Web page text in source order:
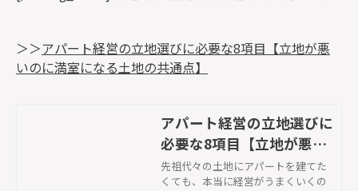
＞＞アパート経営の立地選びに必要な8項目【立地が悪
いのに満室になる土地の共通点】
アパート経営の立地選びに
必要な8項目【立地が悪い
のに満室になる土地の共通
点】 | アパート経営と空室
先祖代々の土地にアパートを建てた
くても、本当に経営がうまくいくの